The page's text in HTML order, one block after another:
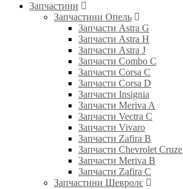
Запчастини
Запчастини Опель
Запчасти Astra G
Запчасти Astra H
Запчасти Astra J
Запчасти Combo C
Запчасти Corsa C
Запчасти Corsa D
Запчасти Insignia
Запчасти Meriva A
Запчасти Vectra C
Запчасти Vivaro
Запчасти Zafira B
Запчасти Chevrolet Cruze
Запчасти Meriva B
Запчасти Zafira C
Запчастини Шевролє